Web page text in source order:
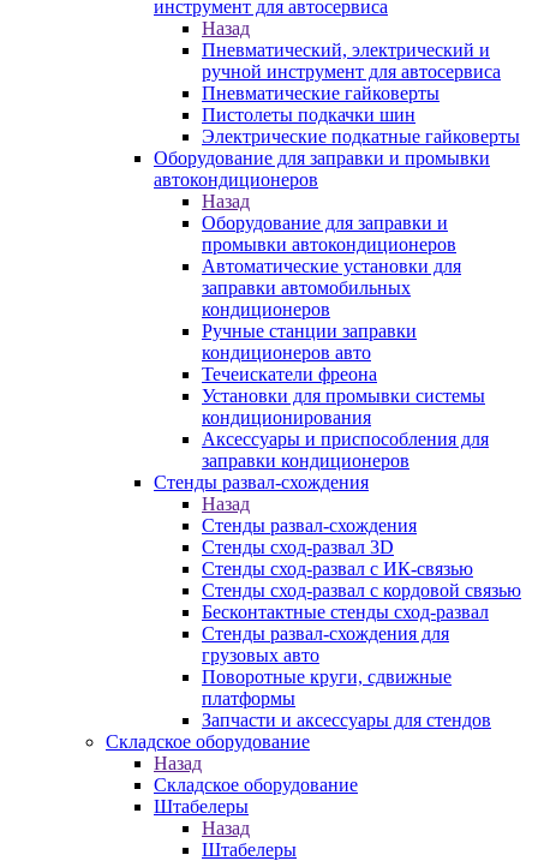
инструмент для автосервиса
Назад
Пневматический, электрический и
ручной инструмент для автосервиса
Пневматические гайковерты
Пистолеты подкачки шин
Электрические подкатные гайковерты
Оборудование для заправки и промывки
автокондиционеров
Назад
Оборудование для заправки и
промывки автокондиционеров
Автоматические установки для
заправки автомобильных
кондиционеров
Ручные станции заправки
кондиционеров авто
Течеискатели фреона
Установки для промывки системы
кондиционирования
Аксессуары и приспособления для
заправки кондиционеров
Стенды развал-схождения
Назад
Стенды развал-схождения
Стенды сход-развал 3D
Стенды сход-развал с ИК-связью
Стенды сход-развал с кордовой связью
Бесконтактные стенды сход-развал
Стенды развал-схождения для
грузовых авто
Поворотные круги, сдвижные
платформы
Запчасти и аксессуары для стендов
Складское оборудование
Назад
Складское оборудование
Штабелеры
Назад
Штабелеры